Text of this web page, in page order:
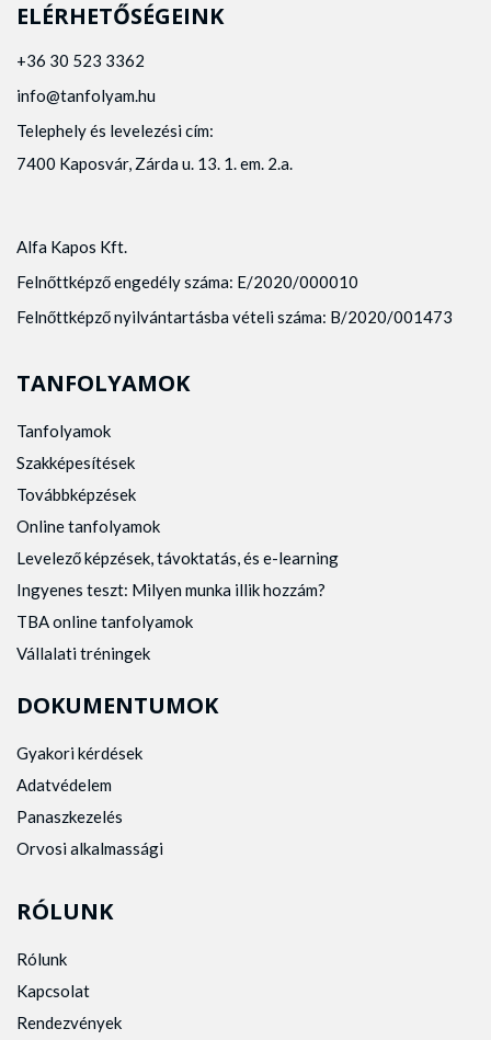
ELÉRHETŐSÉGEINK
+36 30 523 3362
info@tanfolyam.hu
Telephely és levelezési cím:
7400 Kaposvár, Zárda u. 13. 1. em. 2.a.
Alfa Kapos Kft.
Felnőttképző engedély száma: E/2020/000010
Felnőttképző nyilvántartásba vételi száma: B/2020/001473
TANFOLYAMOK
Tanfolyamok
Szakképesítések
Továbbképzések
Online tanfolyamok
Levelező képzések, távoktatás, és e-learning
Ingyenes teszt: Milyen munka illik hozzám?
TBA online tanfolyamok
Vállalati tréningek
DOKUMENTUMOK
Gyakori kérdések
Adatvédelem
Panaszkezelés
Orvosi alkalmassági
RÓLUNK
Rólunk
Kapcsolat
Rendezvények